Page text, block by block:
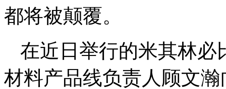
都将被颠覆。
在近日举行的米其林必
材料产品线负责人顾文